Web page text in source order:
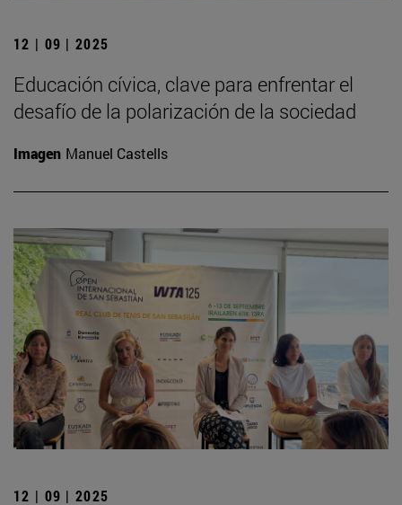
12 | 09 | 2025
Educación cívica, clave para enfrentar el
desafío de la polarización de la sociedad
Imagen Manuel Castells
12 | 09 | 2025